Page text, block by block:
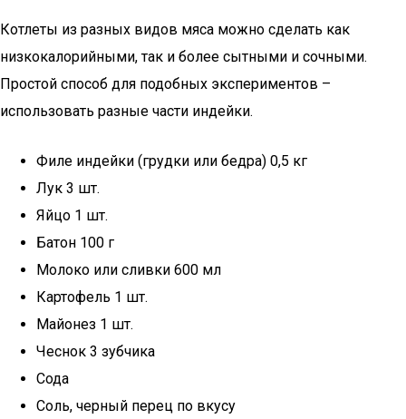
Котлеты из разных видов мяса можно сделать как
низкокалорийными, так и более сытными и сочными.
Простой способ для подобных экспериментов –
использовать разные части индейки.
Филе индейки (грудки или бедра) 0,5 кг
Лук 3 шт.
Яйцо 1 шт.
Батон 100 г
Молоко или сливки 600 мл
Картофель 1 шт.
Майонез 1 шт.
Чеснок 3 зубчика
Сода
Соль, черный перец по вкусу